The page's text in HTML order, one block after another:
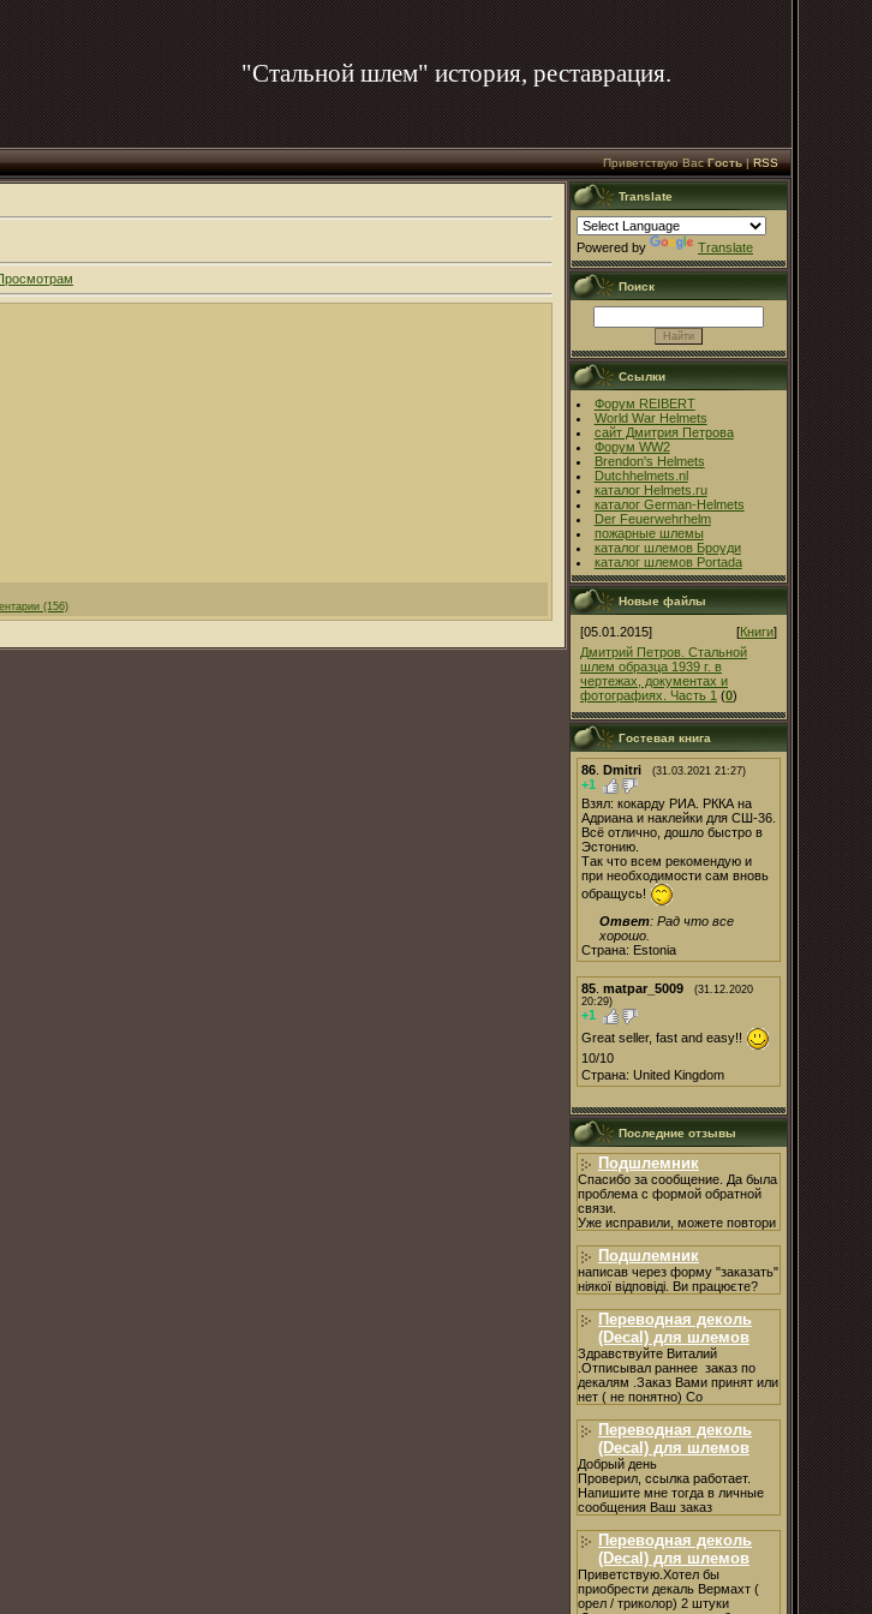
"Стальной шлем" история, реставрация.
Приветствую Вас Гость|RSS
(156)
Translate
Powered by Translate
Поиск
Ссылки
Форум REIBERT
World War Helmets
сайт Дмитрия Петрова
Форум WW2
Brendon's Helmets
Dutchhelmets.nl
каталог Helmets.ru
каталог German-Helmets
Der Feuerwehrhelm
пожарные шлемы
каталог шлемов Броуди
каталог шлемов Portada
Новые файлы
[05.01.2015] [Книги]
Дмитрий Петров. Стальной
шлем образца 1939 г. в
чертежах, документах и
фотографиях. Часть 1 (0)
Гостевая книга
86 Dmitri (31.03.2021 21:27)
+1
Взял: кокарду РИА. РККА на
Адриана и наклейки для СШ-36.
Всё отлично, дошло быстро в
Эстонию.
Так что всем рекомендую и
при необходимости сам вновь
обращусь!
Ответ: Рад что все
хорошо.
Страна: Estonia
85 matpar_5009
(31.12.2020
20:29)
+1
Great seller, fast and easy!!
10/10
Страна: United Kingdom
Последние отзывы
Подшлемник
Спасибо за сообщение. Да была
проблема с формой обратной
связи.
Уже исправили, можете повтори
Подшлемник
написав через форму "заказать"
ніякої відповіді. Ви працюєте?
Переводная деколь
(Decal) для шлемов
Здравствуйте Виталий
.Отписывал раннее заказ по
декалям .Заказ Вами принят или
нет ( не понятно) Со
Переводная деколь
(Decal) для шлемов
Добрый день
Проверил, ссылка работает.
Напишите мне тогда в личные
сообщения Ваш заказ
Переводная деколь
(Decal) для шлемов
Приветствую.Хотел бы
приобрести декаль Вермахт (
орел / триколор) 2 штуки